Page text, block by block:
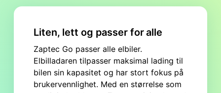
Liten, lett og passer for alle
Zaptec Go passer alle elbiler.
Elbilladaren tilpasser maksimal lading til
bilen sin kapasitet og har stort fokus på
brukervennlighet. Med en størrelse som